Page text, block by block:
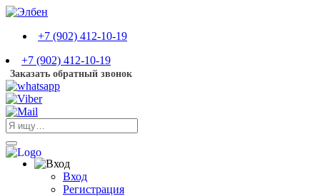
+7 (902) 412-10-19
+7 (902) 412-10-19
Заказать обратный звонок
Вход
Регистрация